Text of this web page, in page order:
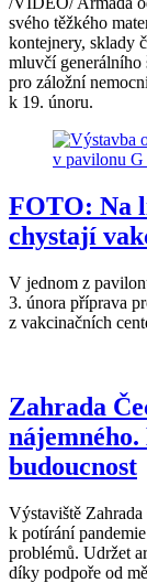
svého těžkého
kontejnery, sklady
mluvčí generálního
pro záložní
k 19. únoru.
FOTO: Na
chystají
V jednom z
3. února příprava
z vakcinačních
Zahrada
budoucnost
Výstaviště
k potírání
problémů. Udržet
díky podpoře od